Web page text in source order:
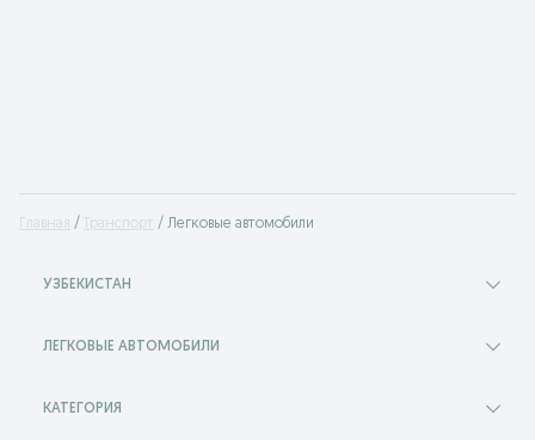
Главная Транспорт Легковые автомобили
УЗБЕКИСТАН
ЛЕГКОВЫЕ АВТОМОБИЛИ
КАТЕГОРИЯ